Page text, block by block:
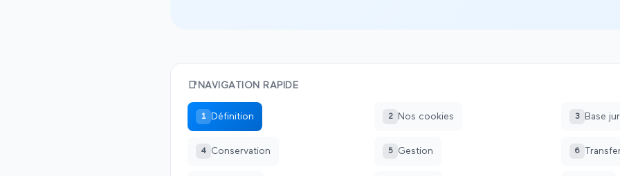
📑 NAVIGATION RAPIDE
1 Définition 2 Nos cookies 3 Base
4 Conservation 5 Gestion 6